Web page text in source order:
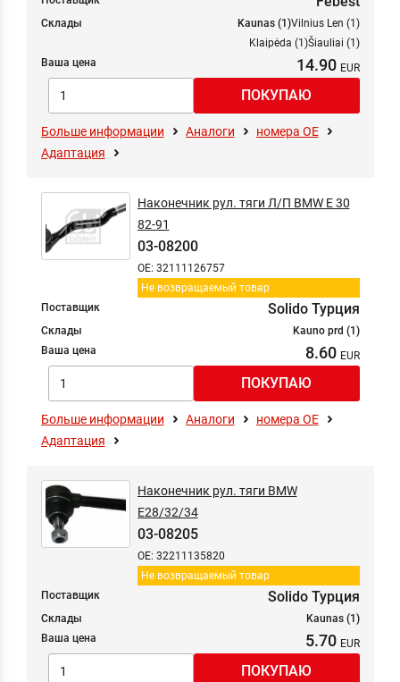
Склады Kaunas (1)Vilnius Len (1)
Klaipėda (1)Šiauliai (1)
Ваша цена
14.90
Больше информации Аналоги
номера ОЕ
Адаптация
Не возвращаемый товар
Наконечник рул. тяги Л/П BMW E 30
82-91
03-08200
OE: 32111126757
Поставщик Solido Турция
Склады
Kauno prd (1)
Ваша цена
8.60
Больше информации Аналоги
номера ОЕ
Адаптация
Не возвращаемый товар
Наконечник рул. тяги BMW
E28/32/34
03-08205
OE: 32211135820
Поставщик Solido Турция
Склады
Kaunas (1)
Ваша цена
5.70